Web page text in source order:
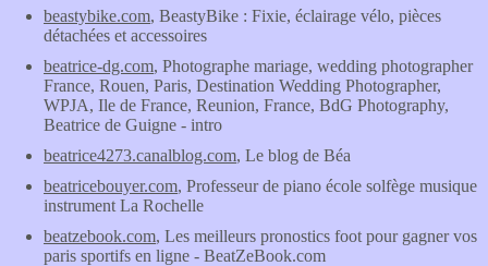
beastybike.com, BeastyBike : Fixie, éclairage vélo, pièces
détachées et accessoires
beatrice-dg.com, Photographe mariage, wedding photographer
France, Rouen, Paris, Destination Wedding Photographer,
WPJA, Ile de France, Reunion, France, BdG Photography,
Beatrice de Guigne - intro
beatrice4273.canalblog.com, Le blog de Béa
beatricebouyer.com, Professeur de piano école solfège musique
instrument La Rochelle
beatzebook.com, Les meilleurs pronostics foot pour gagner vos
paris sportifs en ligne - BeatZeBook.com